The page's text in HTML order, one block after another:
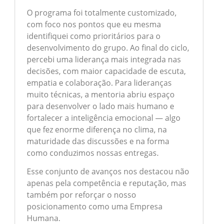
O programa foi totalmente customizado,
com foco nos pontos que eu mesma
identifiquei como prioritários para o
desenvolvimento do grupo. Ao final do ciclo,
percebi uma liderança mais integrada nas
decisões, com maior capacidade de escuta,
empatia e colaboração. Para lideranças
muito técnicas, a mentoria abriu espaço
para desenvolver o lado mais humano e
fortalecer a inteligência emocional — algo
que fez enorme diferença no clima, na
maturidade das discussões e na forma
como conduzimos nossas entregas.
Esse conjunto de avanços nos destacou não
apenas pela competência e reputação, mas
também por reforçar o nosso
posicionamento como uma Empresa
Humana.